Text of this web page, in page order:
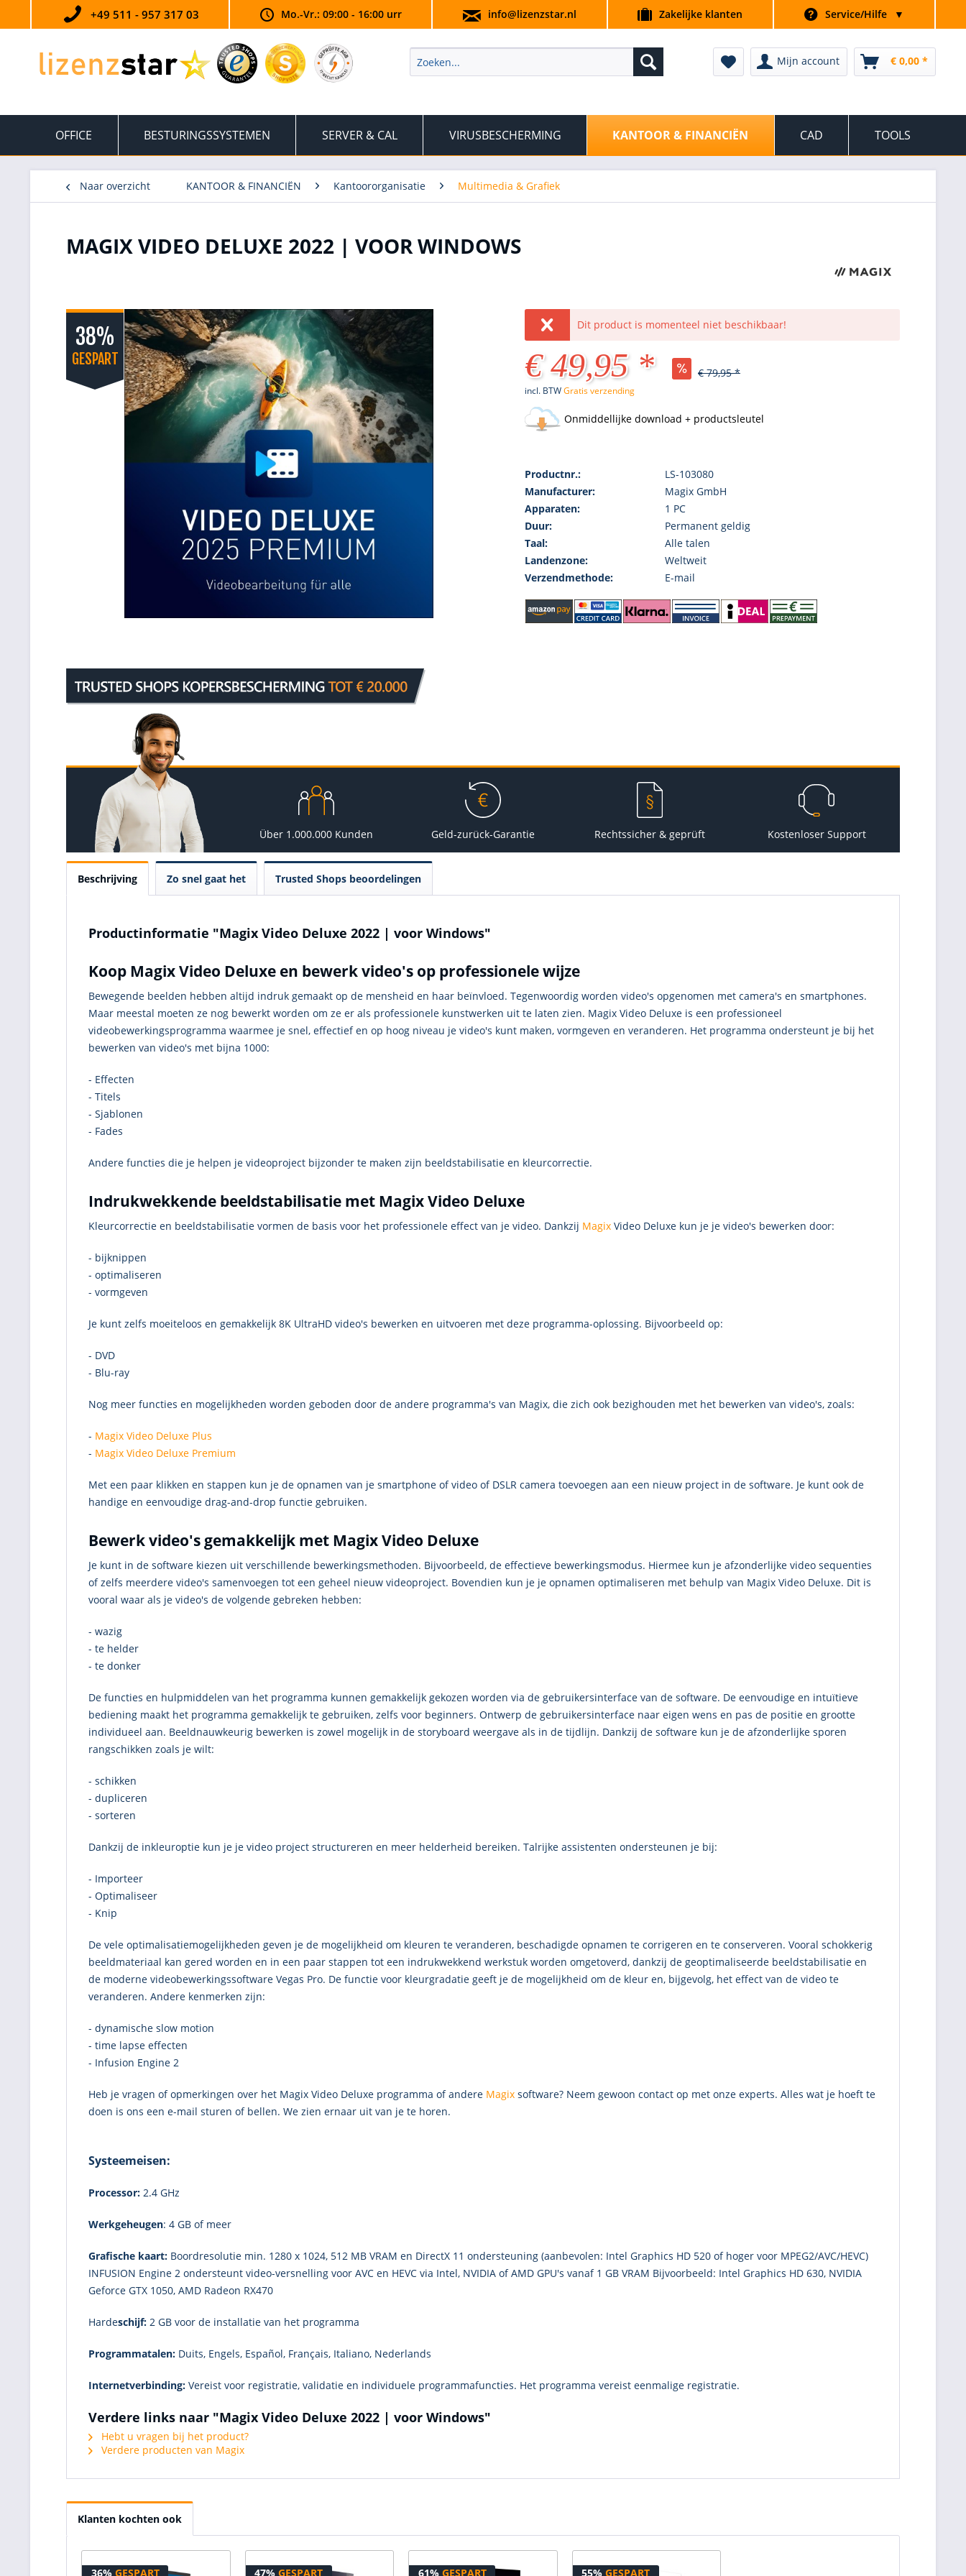
+49 511 - 957 317 03 Mo.-Vr.: 09:00 - 16:00 urr info@lizenzstar.nl Zakelijke klanten Service/Hilfe ▼
Mijn account € 0,00 *
OFFICE BESTURINGSSYSTEMEN SERVER & CAL VIRUSBESCHERMING KANTOOR & FINANCIËN CAD TOOLS
Naar overzicht KANTOOR & FINANCIËN Kantoororganisatie Multimedia & Grafiek
MAGIX VIDEO DELUXE 2022 | VOOR WINDOWS
38%
GESPART
Dit product is momenteel niet beschikbaar!
€ 49,95 * € 79,95 *
incl. BTWGratis verzending
Onmiddellijke download + productsleutel
Productnr.:
LS-103080
Manufacturer:
Magix GmbH
Apparaten:
1 PC
Duur:
Permanent geldig
Taal:
Alle talen
Landenzone:
Weltweit
Verzendmethode:
E-mail
Über 1.000.000 Kunden Geld-zurück-Garantie Rechtssicher & geprüft Kostenloser Support
Beschrijving Zo snel gaat het Trusted Shops beoordelingen
Productinformatie "Magix Video Deluxe 2022 | voor Windows"
Koop Magix Video Deluxe en bewerk video's op professionele wijze
Bewegende beelden hebben altijd indruk gemaakt op de mensheid en haar beïnvloed. Tegenwoordig worden video's opgenomen met camera's en smartphones.
Maar meestal moeten ze nog bewerkt worden om ze er als professionele kunstwerken uit te laten zien. Magix Video Deluxe is een professioneel
videobewerkingsprogramma waarmee je snel, effectief en op hoog niveau je video's kunt maken, vormgeven en veranderen. Het programma ondersteunt je bij het
bewerken van video's met bijna 1000:
- Effecten
- Titels
- Sjablonen
- Fades
Andere functies die je helpen je videoproject bijzonder te maken zijn beeldstabilisatie en kleurcorrectie.
Indrukwekkende beeldstabilisatie met Magix Video Deluxe
Kleurcorrectie en beeldstabilisatie vormen de basis voor het professionele effect van je video. Dankzij Magix Video Deluxe kun je je video's bewerken door:
- bijknippen
- optimaliseren
- vormgeven
Je kunt zelfs moeiteloos en gemakkelijk 8K UltraHD video's bewerken en uitvoeren met deze programma-oplossing. Bijvoorbeeld op:
- DVD
- Blu-ray
Nog meer functies en mogelijkheden worden geboden door de andere programma's van Magix, die zich ook bezighouden met het bewerken van video's, zoals:
- Magix Video Deluxe Plus
- Magix Video Deluxe Premium
Met een paar klikken en stappen kun je de opnamen van je smartphone of video of DSLR camera toevoegen aan een nieuw project in de software. Je kunt ook de
handige en eenvoudige drag-and-drop functie gebruiken.
Bewerk video's gemakkelijk met Magix Video Deluxe
Je kunt in de software kiezen uit verschillende bewerkingsmethoden. Bijvoorbeeld, de effectieve bewerkingsmodus. Hiermee kun je afzonderlijke video sequenties
of zelfs meerdere video's samenvoegen tot een geheel nieuw videoproject. Bovendien kun je je opnamen optimaliseren met behulp van Magix Video Deluxe. Dit is
vooral waar als je video's de volgende gebreken hebben:
- wazig
- te helder
- te donker
De functies en hulpmiddelen van het programma kunnen gemakkelijk gekozen worden via de gebruikersinterface van de software. De eenvoudige en intuïtieve
bediening maakt het programma gemakkelijk te gebruiken, zelfs voor beginners. Ontwerp de gebruikersinterface naar eigen wens en pas de positie en grootte
individueel aan. Beeldnauwkeurig bewerken is zowel mogelijk in de storyboard weergave als in de tijdlijn. Dankzij de software kun je de afzonderlijke sporen
rangschikken zoals je wilt:
- schikken
- dupliceren
- sorteren
Dankzij de inkleuroptie kun je je video project structureren en meer helderheid bereiken. Talrijke assistenten ondersteunen je bij:
- Importeer
- Optimaliseer
- Knip
De vele optimalisatiemogelijkheden geven je de mogelijkheid om kleuren te veranderen, beschadigde opnamen te corrigeren en te conserveren. Vooral schokkerig
beeldmateriaal kan gered worden en in een paar stappen tot een indrukwekkend werkstuk worden omgetoverd, dankzij de geoptimaliseerde beeldstabilisatie en
de moderne videobewerkingssoftware Vegas Pro. De functie voor kleurgradatie geeft je de mogelijkheid om de kleur en, bijgevolg, het effect van de video te
veranderen. Andere kenmerken zijn:
- dynamische slow motion
- time lapse effecten
- Infusion Engine 2
Heb je vragen of opmerkingen over het Magix Video Deluxe programma of andere Magix software? Neem gewoon contact op met onze experts. Alles wat je hoeft te
doen is ons een e-mail sturen of bellen. We zien ernaar uit van je te horen.
Systeemeisen:
Processor: 2.4 GHz
Werkgeheugen: 4 GB of meer
Grafische kaart: Boordresolutie min. 1280 x 1024, 512 MB VRAM en DirectX 11 ondersteuning (aanbevolen: Intel Graphics HD 520 of hoger voor MPEG2/AVC/HEVC)
INFUSION Engine 2 ondersteunt video-versnelling voor AVC en HEVC via Intel, NVIDIA of AMD GPU's vanaf 1 GB VRAM Bijvoorbeeld: Intel Graphics HD 630, NVIDIA
Geforce GTX 1050, AMD Radeon RX470
Hardeschijf: 2 GB voor de installatie van het programma
Programmatalen: Duits, Engels, Español, Français, Italiano, Nederlands
Internetverbinding: Vereist voor registratie, validatie en individuele programmafuncties. Het programma vereist eenmalige registratie.
Verdere links naar "Magix Video Deluxe 2022 | voor Windows"
Hebt u vragen bij het product?
Verdere producten van Magix
Klanten kochten ook
36% GESPART 47%GESPART 61% GESPART 55%GESPART